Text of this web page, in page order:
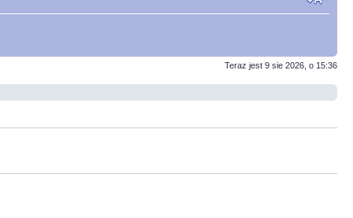
Teraz jest 9 sie 2026, o 15:36